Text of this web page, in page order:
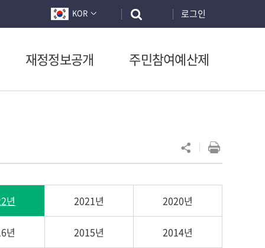
KOR 로그인
재정정보공개 주민참여예산제
년 2021년 2020년
년 2015년 2014년